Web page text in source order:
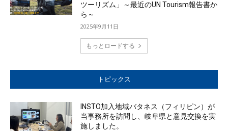
ツーリズム」～最近のUN Tourism報告書か
ら～
2025年9月11日
もっとロードする
トピックス
INSTO加入地域バタネス（フィリピン）が
当事務所を訪問し、岐阜県と意見交換を実
施しました。